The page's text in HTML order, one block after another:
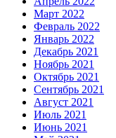
Март 2022
Февраль 2022
Январь 2022
Декабрь 2021
Ноябрь 2021
Октябрь 2021
Сентябрь 2021
Август 2021
Июль 2021
Июнь 2021